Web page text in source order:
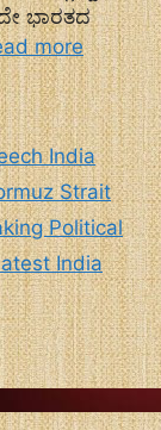
ಭಾರತದ
more
India
Strait
Political
India